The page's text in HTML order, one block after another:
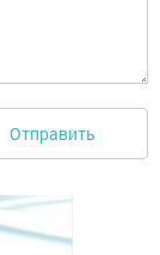
Отправить